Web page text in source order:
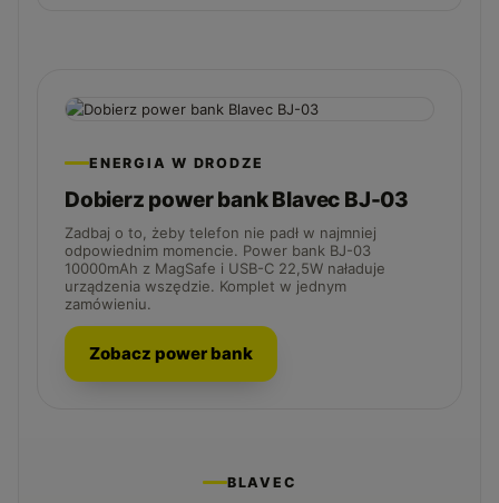
ENERGIA W DRODZE
Dobierz power bank Blavec BJ-03
Zadbaj o to, żeby telefon nie padł w najmniej
odpowiednim momencie. Power bank BJ-03
10000mAh z MagSafe i USB-C 22,5W naładuje
urządzenia wszędzie. Komplet w jednym
zamówieniu.
Zobacz power bank
BLAVEC